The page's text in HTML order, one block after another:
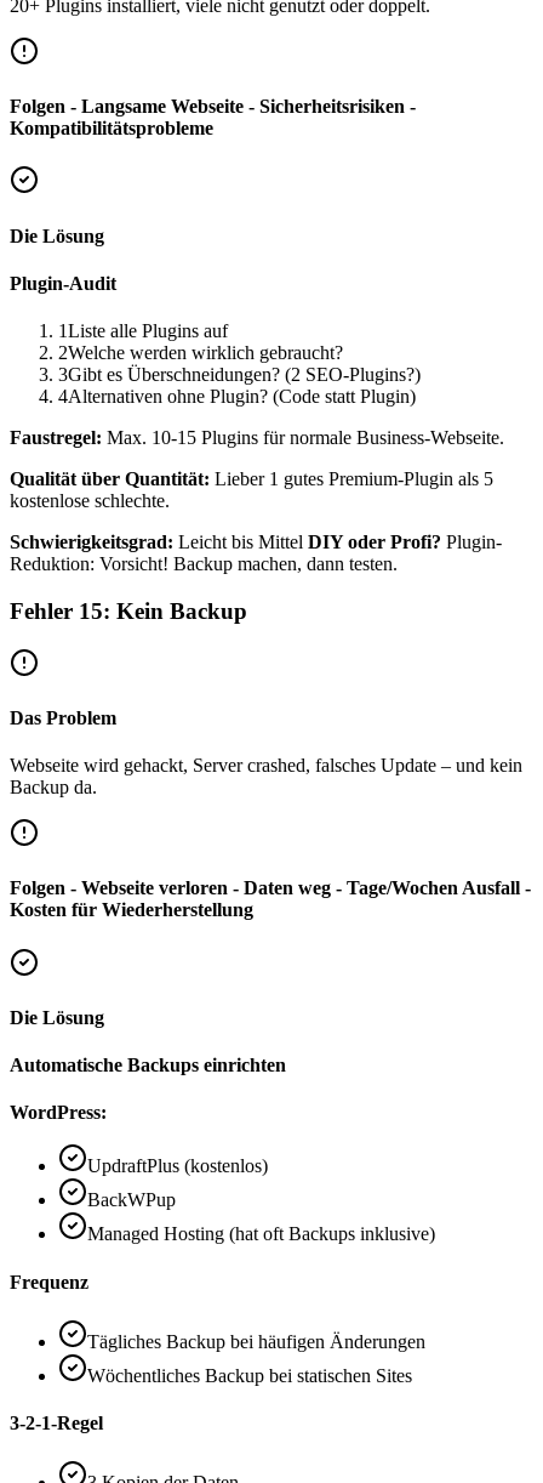
20+ Plugins installiert, viele nicht genutzt oder doppelt.
Folgen - Langsame Webseite - Sicherheitsrisiken -
Kompatibilitätsprobleme
Die Lösung
Plugin-Audit
1Liste alle Plugins auf
2Welche werden wirklich gebraucht?
3Gibt es Überschneidungen? (2 SEO-Plugins?)
4Alternativen ohne Plugin? (Code statt Plugin)
Faustregel: Max. 10-15 Plugins für normale Business-Webseite.
Qualität über Quantität: Lieber 1 gutes Premium-Plugin als 5
kostenlose schlechte.
Schwierigkeitsgrad: Leicht bis Mittel DIY oder Profi? Plugin-
Reduktion: Vorsicht! Backup machen, dann testen.
Fehler 15: Kein Backup
Das Problem
Webseite wird gehackt, Server crashed, falsches Update – und kein
Backup da.
Folgen - Webseite verloren - Daten weg - Tage/Wochen Ausfall -
Kosten für Wiederherstellung
Die Lösung
Automatische Backups einrichten
WordPress:
UpdraftPlus (kostenlos)
BackWPup
Managed Hosting (hat oft Backups inklusive)
Frequenz
Tägliches Backup bei häufigen Änderungen
Wöchentliches Backup bei statischen Sites
3-2-1-Regel